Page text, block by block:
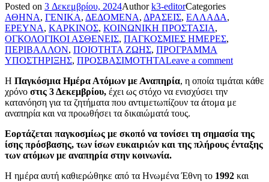
Posted on 3 Δεκεμβρίου, 2024Authork3-editorCategories
ΑΘΗΝΑ, ΓΕΝΙΚΑ, ΔΕΔΟΜΕΝΑ, ΔΡΑΣΕΙΣ, ΕΛΛΑΔΑ,
ΕΡΕΥΝΑ, ΚΑΡΚΙΝΟΣ, ΚΟΙΝΩΝΙΚΗ ΠΡΟΣΤΑΣΙΑ,
ΟΓΚΟΛΟΓΙΚΟΙ ΑΣΘΕΝΕΙΣ, ΠΑΓΚΟΣΜΙΕΣ ΗΜΕΡΕΣ,
ΠΕΡΙΒΑΛΛΟΝ, ΠΟΙΟΤΗΤΑ ΖΩΗΣ, ΠΡΟΓΡΑΜΜΑ
ΥΠΟΣΤΗΡΙΞΗΣ, ΠΡΟΣΒΑΣΙΜΟΤΗΤΑLeave a comment
Η Παγκόσμια Ημέρα Ατόμων με Αναπηρία, η οποία τιμάται κάθε
χρόνο στις 3 Δεκεμβρίου, έχει ως στόχο να ενισχύσει την
κατανόηση για τα ζητήματα που αντιμετωπίζουν τα άτομα με
αναπηρία και να προωθήσει τα δικαιώματά τους.
Εορτάζεται παγκοσμίως με σκοπό να τονίσει τη σημασία της
ίσης πρόσβασης, των ίσων ευκαιριών και της πλήρους ένταξης
των ατόμων με αναπηρία στην κοινωνία.
Η ημέρα αυτή καθιερώθηκε από τα Ηνωμένα Έθνη το 1992 και